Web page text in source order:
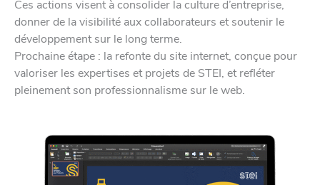
Ces actions visent à consolider la culture d’entreprise,
donner de la visibilité aux collaborateurs et soutenir le
développement sur le long terme.
Prochaine étape : la refonte du site internet, conçue pour
valoriser les expertises et projets de STEI, et refléter
pleinement son professionnalisme sur le web.